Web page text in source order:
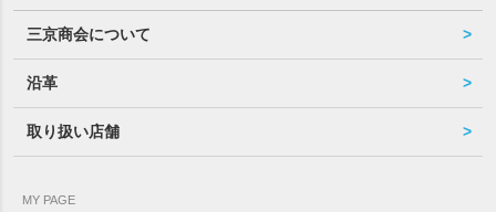
三京商会について
沿革
取り扱い店舗
MY PAGE